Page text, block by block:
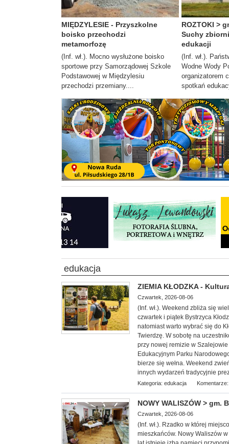
MIĘDZYLESIE - Przyszkolne
boisko przechodzi
metamorfozę
(Inf. wł.). Mocno wysłużone boisko
sportowe przy Samorządowej Szkole
Podstawowej w Międzylesiu
przechodzi przemiany....
ROZTOKI >
Suchy
edukacji
(Inf. wł.).
Wodne Wody
organizatorem
spotkań
edukacja
ZIEMIA KŁODZKA -
Czwartek, 2026-08-06
(Inf. wł.). Weekend zbliża się
czwartek i piątek Bystrzyca
natomiast warto wybrać się do
Twierdzę. W sobotę na
przy nowej remizie w
Edukacyjnym Parku
bierze się wełna. Weekend
innych wydarzeń tradycyjnie
Kategoria: edukacja
NOWY WALISZÓW > gm.
Czwartek, 2026-08-06
(Inf. wł.). Rzadko w której
mieszkańców. Nowy Waliszów